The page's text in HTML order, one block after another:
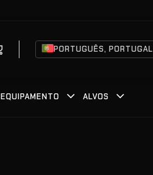
PORTUGUÊS, PORTUGAL
EQUIPAMENTO ALVOS